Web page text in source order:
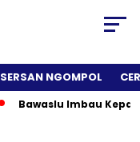
SERSAN NGOMPOL
Bawaslu Imbau Kepala